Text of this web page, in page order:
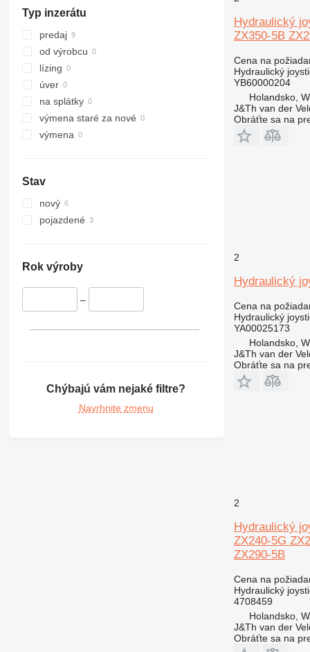
416
E-series
ZX400
ZX650
Typ inzerátu
predaj
od výrobcu
lízing
úver
na splátky
výmena staré za nové
výmena
Stav
nový
pojazdené
Rok výroby
–
Chýbajú vám nejaké filtre?
Navrhnite zmenu
Hydraulický
ZX350-5B
Cena na
Hydraulický
YB60000204
Holandsko,
J&Th van der
Obráťte sa na
2
Hydraulický
Cena na
Hydraulický
YA00025173
Holandsko,
J&Th van der
Obráťte sa na
2
Hydraulický
ZX240-5G
ZX290-5B
Cena na
Hydraulický
4708459
Holandsko,
J&Th van der
Obráťte sa na